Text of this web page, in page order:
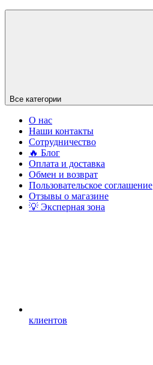
Все категории
О нас
Наши контакты
Сотрудничество
🔥 Блог
Оплата и доставка
Обмен и возврат
Пользовательское соглашение
Отзывы о магазине
💡 Эксперная зона
клиентов